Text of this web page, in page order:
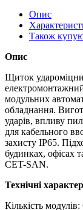
Опис
Також
Опис
Щиток
модульних
обладнання.
ударів, впливу
для кабельного
захисту IP65.
будинках,
CET-SAN.
Технічні
Кількість модулів: